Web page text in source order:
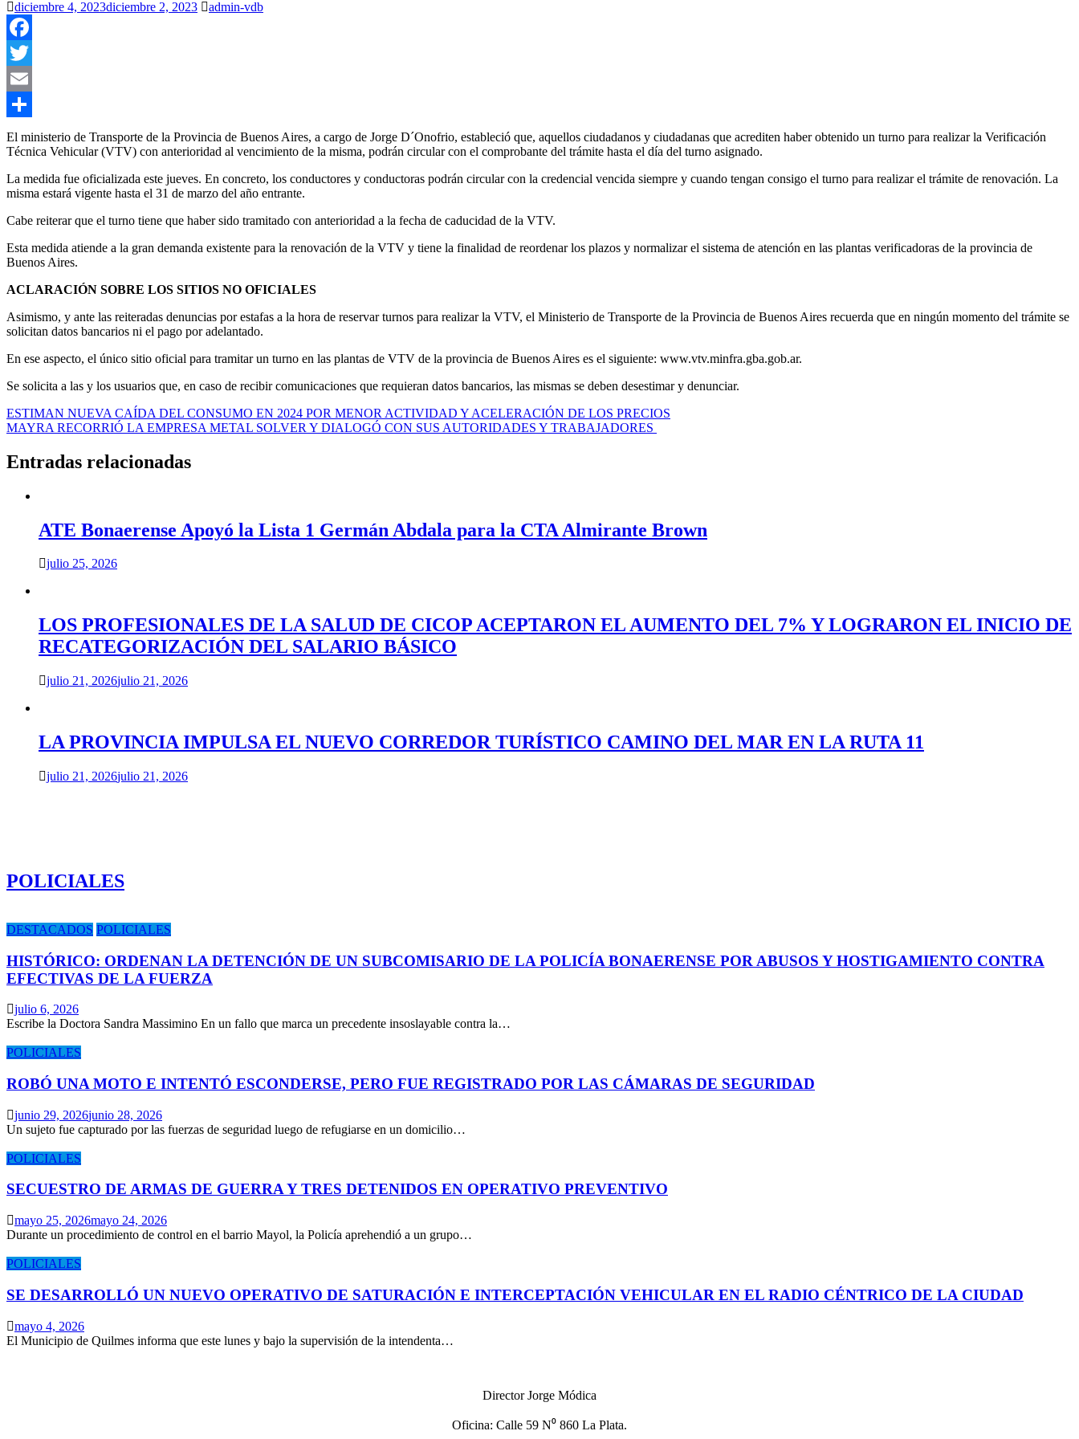
diciembre 4, 2023diciembre 2, 2023 admin-vdb
Facebook
Twitter
Email
Compartir
El ministerio de Transporte de la Provincia de Buenos Aires, a cargo de Jorge D´Onofrio, estableció que, aquellos ciudadanos y ciudadanas que acrediten haber obtenido un turno para realizar la Verificación
Técnica Vehicular (VTV) con anterioridad al vencimiento de la misma, podrán circular con el comprobante del trámite hasta el día del turno asignado.
La medida fue oficializada este jueves. En concreto, los conductores y conductoras podrán circular con la credencial vencida siempre y cuando tengan consigo el turno para realizar el trámite de renovación. La
misma estará vigente hasta el 31 de marzo del año entrante.
Cabe reiterar que el turno tiene que haber sido tramitado con anterioridad a la fecha de caducidad de la VTV.
Esta medida atiende a la gran demanda existente para la renovación de la VTV y tiene la finalidad de reordenar los plazos y normalizar el sistema de atención en las plantas verificadoras de la provincia de
Buenos Aires.
ACLARACIÓN SOBRE LOS SITIOS NO OFICIALES
Asimismo, y ante las reiteradas denuncias por estafas a la hora de reservar turnos para realizar la VTV, el Ministerio de Transporte de la Provincia de Buenos Aires recuerda que en ningún momento del trámite se
solicitan datos bancarios ni el pago por adelantado.
En ese aspecto, el único sitio oficial para tramitar un turno en las plantas de VTV de la provincia de Buenos Aires es el siguiente: www.vtv.minfra.gba.gob.ar.
Se solicita a las y los usuarios que, en caso de recibir comunicaciones que requieran datos bancarios, las mismas se deben desestimar y denunciar.
Navegación
de
entradas
ESTIMAN NUEVA CAÍDA DEL CONSUMO EN 2024 POR MENOR ACTIVIDAD Y ACELERACIÓN DE LOS PRECIOS
MAYRA RECORRIÓ LA EMPRESA METAL SOLVER Y DIALOGÓ CON SUS AUTORIDADES Y TRABAJADORES
Entradas relacionadas
ATE Bonaerense Apoyó la Lista 1 Germán Abdala para la CTA Almirante Brown
julio 25, 2026
LOS PROFESIONALES DE LA SALUD DE CICOP ACEPTARON EL AUMENTO DEL 7% Y LOGRARON EL INICIO DE
RECATEGORIZACIÓN DEL SALARIO BÁSICO
julio 21, 2026julio 21, 2026
LA PROVINCIA IMPULSA EL NUEVO CORREDOR TURÍSTICO CAMINO DEL MAR EN LA RUTA 11
julio 21, 2026julio 21, 2026
POLICIALES
DESTACADOS POLICIALES
HISTÓRICO: ORDENAN LA DETENCIÓN DE UN SUBCOMISARIO DE LA POLICÍA BONAERENSE POR ABUSOS Y HOSTIGAMIENTO CONTRA
EFECTIVAS DE LA FUERZA
julio 6, 2026
Escribe la Doctora Sandra Massimino En un fallo que marca un precedente insoslayable contra la…
POLICIALES
ROBÓ UNA MOTO E INTENTÓ ESCONDERSE, PERO FUE REGISTRADO POR LAS CÁMARAS DE SEGURIDAD
junio 29, 2026junio 28, 2026
Un sujeto fue capturado por las fuerzas de seguridad luego de refugiarse en un domicilio…
POLICIALES
SECUESTRO DE ARMAS DE GUERRA Y TRES DETENIDOS EN OPERATIVO PREVENTIVO
mayo 25, 2026mayo 24, 2026
Durante un procedimiento de control en el barrio Mayol, la Policía aprehendió a un grupo…
POLICIALES
SE DESARROLLÓ UN NUEVO OPERATIVO DE SATURACIÓN E INTERCEPTACIÓN VEHICULAR EN EL RADIO CÉNTRICO DE LA CIUDAD
mayo 4, 2026
El Municipio de Quilmes informa que este lunes y bajo la supervisión de la intendenta…
Director Jorge Módica
Oficina: Calle 59 N⁰ 860 La Plata.